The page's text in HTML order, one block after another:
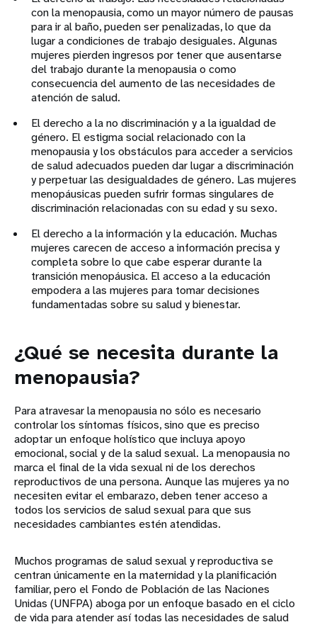
con la menopausia, como un mayor número de pausas
para ir al baño, pueden ser penalizadas, lo que da
lugar a condiciones de trabajo desiguales. Algunas
mujeres pierden ingresos por tener que ausentarse
del trabajo durante la menopausia o como
consecuencia del aumento de las necesidades de
atención de salud.
El derecho a la no discriminación y a la igualdad de
género. El estigma social relacionado con la
menopausia y los obstáculos para acceder a servicios
de salud adecuados pueden dar lugar a discriminación
y perpetuar las desigualdades de género. Las mujeres
menopáusicas pueden sufrir formas singulares de
discriminación relacionadas con su edad y su sexo.
El derecho a la información y la educación. Muchas
mujeres carecen de acceso a información precisa y
completa sobre lo que cabe esperar durante la
transición menopáusica. El acceso a la educación
empodera a las mujeres para tomar decisiones
fundamentadas sobre su salud y bienestar.
¿Qué se necesita durante la
menopausia?
Para atravesar la menopausia no sólo es necesario
controlar los síntomas físicos, sino que es preciso
adoptar un enfoque holístico que incluya apoyo
emocional, social y de la salud sexual. La menopausia no
marca el final de la vida sexual ni de los derechos
reproductivos de una persona. Aunque las mujeres ya no
necesiten evitar el embarazo, deben tener acceso a
todos los servicios de salud sexual para que sus
necesidades cambiantes estén atendidas.
Muchos programas de salud sexual y reproductiva se
centran únicamente en la maternidad y la planificación
familiar, pero el Fondo de Población de las Naciones
Unidas (UNFPA) aboga por un enfoque basado en el ciclo
de vida para atender así todas las necesidades de salud